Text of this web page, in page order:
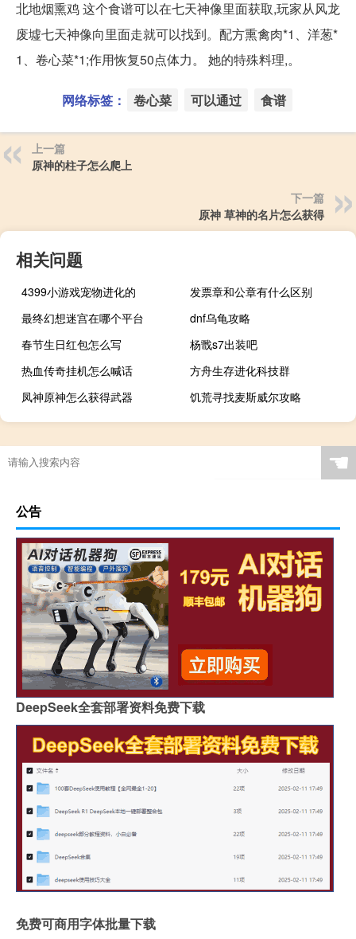
北地烟熏鸡 这个食谱可以在七天神像里面获取,玩家从风龙
废墟七天神像向里面走就可以找到。配方熏禽肉*1、洋葱*
1、卷心菜*1;作用恢复50点体力。 她的特殊料理,。
网络标签： 卷心菜 可以通过 食谱
上一篇
原神的柱子怎么爬上
下一篇
原神 草神的名片怎么获得
相关问题
4399小游戏宠物进化的
发票章和公章有什么区别
最终幻想迷宫在哪个平台
dnf乌龟攻略
春节生日红包怎么写
杨戬s7出装吧
热血传奇挂机怎么喊话
方舟生存进化科技群
凤神原神怎么获得武器
饥荒寻找麦斯威尔攻略
☚
公告
DeepSeek全套部署资料免费下载
免费可商用字体批量下载